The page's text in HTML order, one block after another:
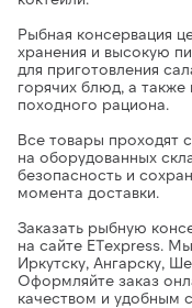
Рыбная консервация
хранения и высокую
для приготовления
горячих блюд, а также
походного рациона.
Все товары проходят
на оборудованных
безопасность и
момента доставки.
Заказать рыбную
на сайте ETexpress. Мы
Иркутску, Ангарску,
Оформляйте заказ
качеством и удобным